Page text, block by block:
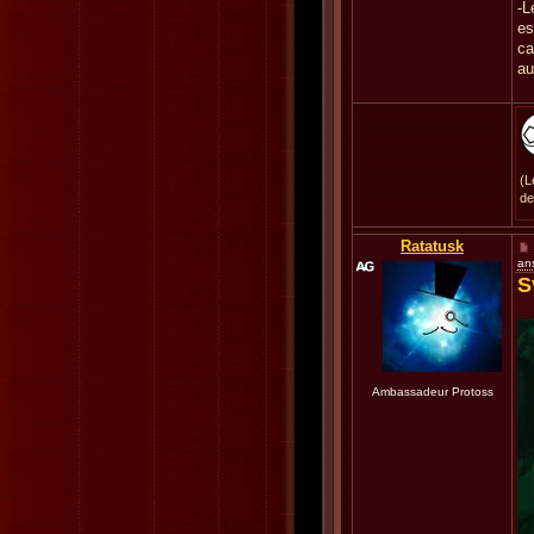
-
Ratatusk
Ambassadeur Protoss